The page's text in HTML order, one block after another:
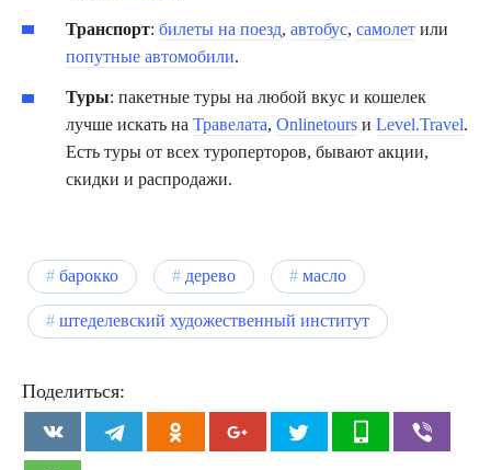
Транспорт: билеты на поезд, автобус, самолет или
попутные автомобили.
Туры: пакетные туры на любой вкус и кошелек
лучше искать на Травелата, Onlinetours и Level.Travel.
Есть туры от всех туроперторов, бывают акции,
скидки и распродажи.
барокко дерево масло
штеделевский художественный институт
Поделиться: